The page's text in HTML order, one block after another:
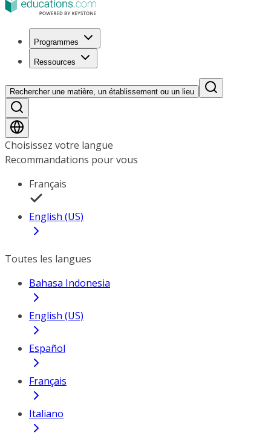
Programmes
Ressources
Rechercher une matière, un établissement ou un lieu
Choisissez votre langue
Recommandations pour vous
Français
English (US)
Toutes les langues
Bahasa Indonesia
English (US)
Español
Français
Italiano